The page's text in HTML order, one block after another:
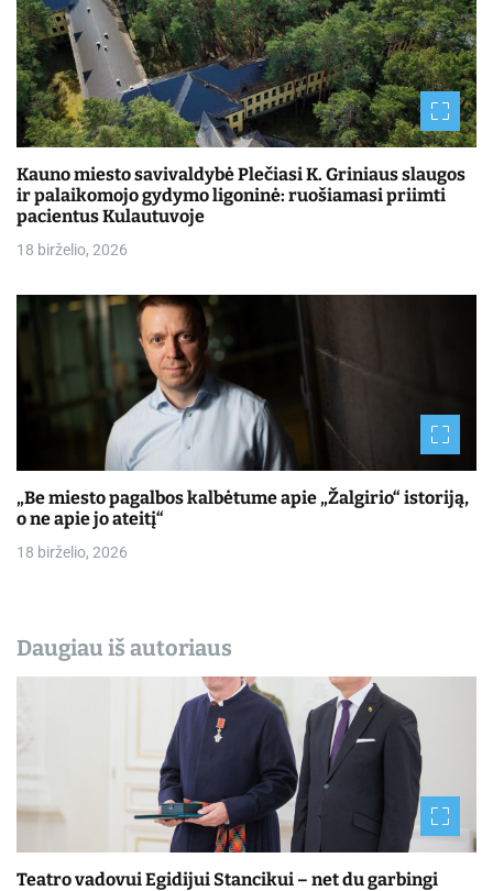
Kauno miesto savivaldybė Plečiasi K. Griniaus slaugos
ir palaikomojo gydymo ligoninė: ruošiamasi priimti
pacientus Kulautuvoje
18 birželio, 2026
„Be miesto pagalbos kalbėtume apie „Žalgirio“ istoriją,
o ne apie jo ateitį“
18 birželio, 2026
Daugiau iš autoriaus
Teatro vadovui Egidijui Stancikui – net du garbingi